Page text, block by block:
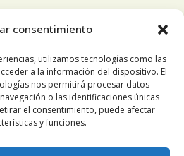
consentimiento
utilizamos tecnologías como las
a la información del dispositivo. El
nos permitirá procesar datos
o las identificaciones únicas
el consentimiento, puede afectar
y funciones.
Comercial El Tutti 1ª Planta,